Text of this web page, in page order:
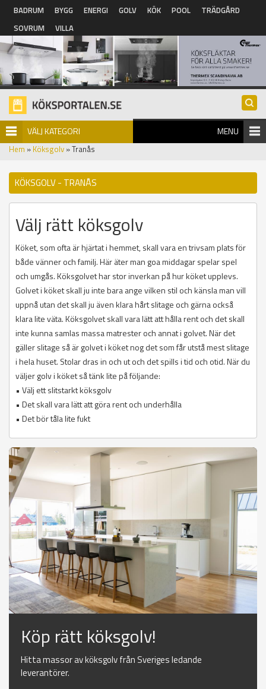
Hoppa till huvudinnehåll
BADRUM BYGG ENERGI GOLV KÖK POOL
TRÄDGÅRD
SOVRUM
VILLA
VÄLJ KATEGORI MENU
Hem » Köksgolv » Tranås
KÖKSGOLV - TRANÅS
Välj rätt köksgolv
Köket, som ofta är hjärtat i hemmet, skall vara en trivsam plats för
både vänner och familj. Här äter man goa middagar spelar spel
och umgås. Köksgolvet har stor inverkan på hur köket upplevs.
Golvet i köket skall ju inte bara ange vilken stil och känsla man vill
uppnå utan det skall ju även klara hårt slitage och gärna också
klara lite väta. Köksgolvet skall vara lätt att hålla rent och det skall
inte kunna samlas massa matrester och annat i golvet. När det
gäller slitage så är golvet i köket nog det som får utstå mest slitage
i hela huset. Stolar dras in och ut och det spills i tid och otid. När du
väljer golv i köket så tänk lite på följande:
• Välj ett slitstarkt köksgolv
• Det skall vara lätt att göra rent och underhålla
• Det bör tåla lite fukt
Köp rätt köksgolv!
Hitta massor av köksgolv från Sveriges ledande
leverantörer.